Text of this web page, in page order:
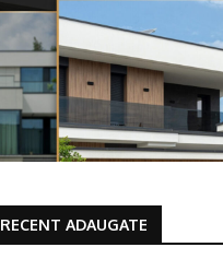
RECENT ADAUGATE